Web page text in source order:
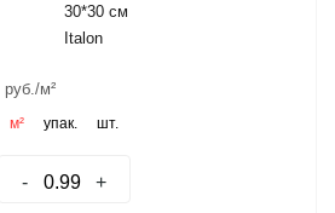
30*30 см
Italon
руб./м²
м² упак. шт.
- +